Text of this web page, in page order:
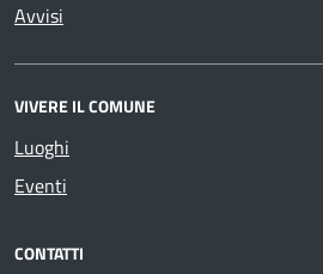
Avvisi
VIVERE IL COMUNE
Luoghi
Eventi
CONTATTI